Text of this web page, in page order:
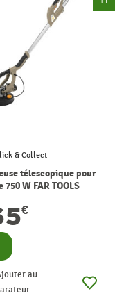
& Collect
télescopique pour
W FAR TOOLS
€
au